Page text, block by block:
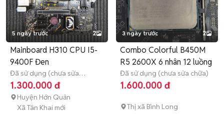
5 ngày trước 2
Mainboard H310 CPU I5-
9400F Đen
Đã sử dụng (chưa sửa
chữa) Hết bảo hành
1.300.000 đ
Huyện Hớn Quản
Xã Tân Khai mới
3 ngày trước 2
Combo Colorful B450M
R5 2600X 6 nhân 12 luồng
Đã sử dụng (chưa sửa chữa)
1.600.000 đ
Thị xã Bình Long